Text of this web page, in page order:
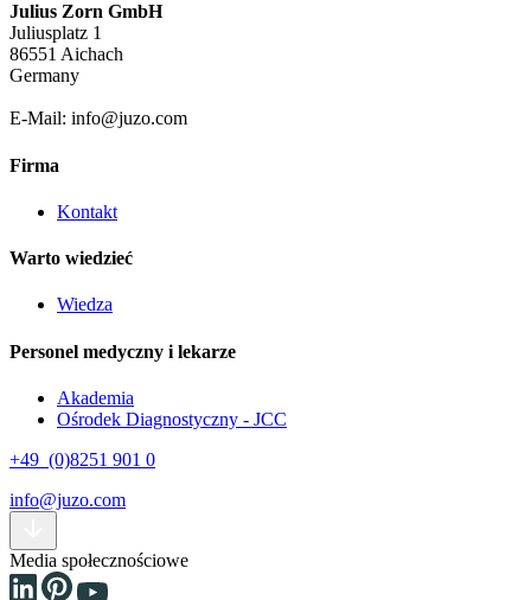
Julius Zorn GmbH
Juliusplatz 1
86551 Aichach
Germany
E-Mail: info@juzo.com
Firma
Kontakt
Warto wiedzieć
Wiedza
Personel medyczny i lekarze
Akademia
Ośrodek Diagnostyczny - JCC
+49 (0)8251 901 0
info@juzo.com
Media społecznościowe